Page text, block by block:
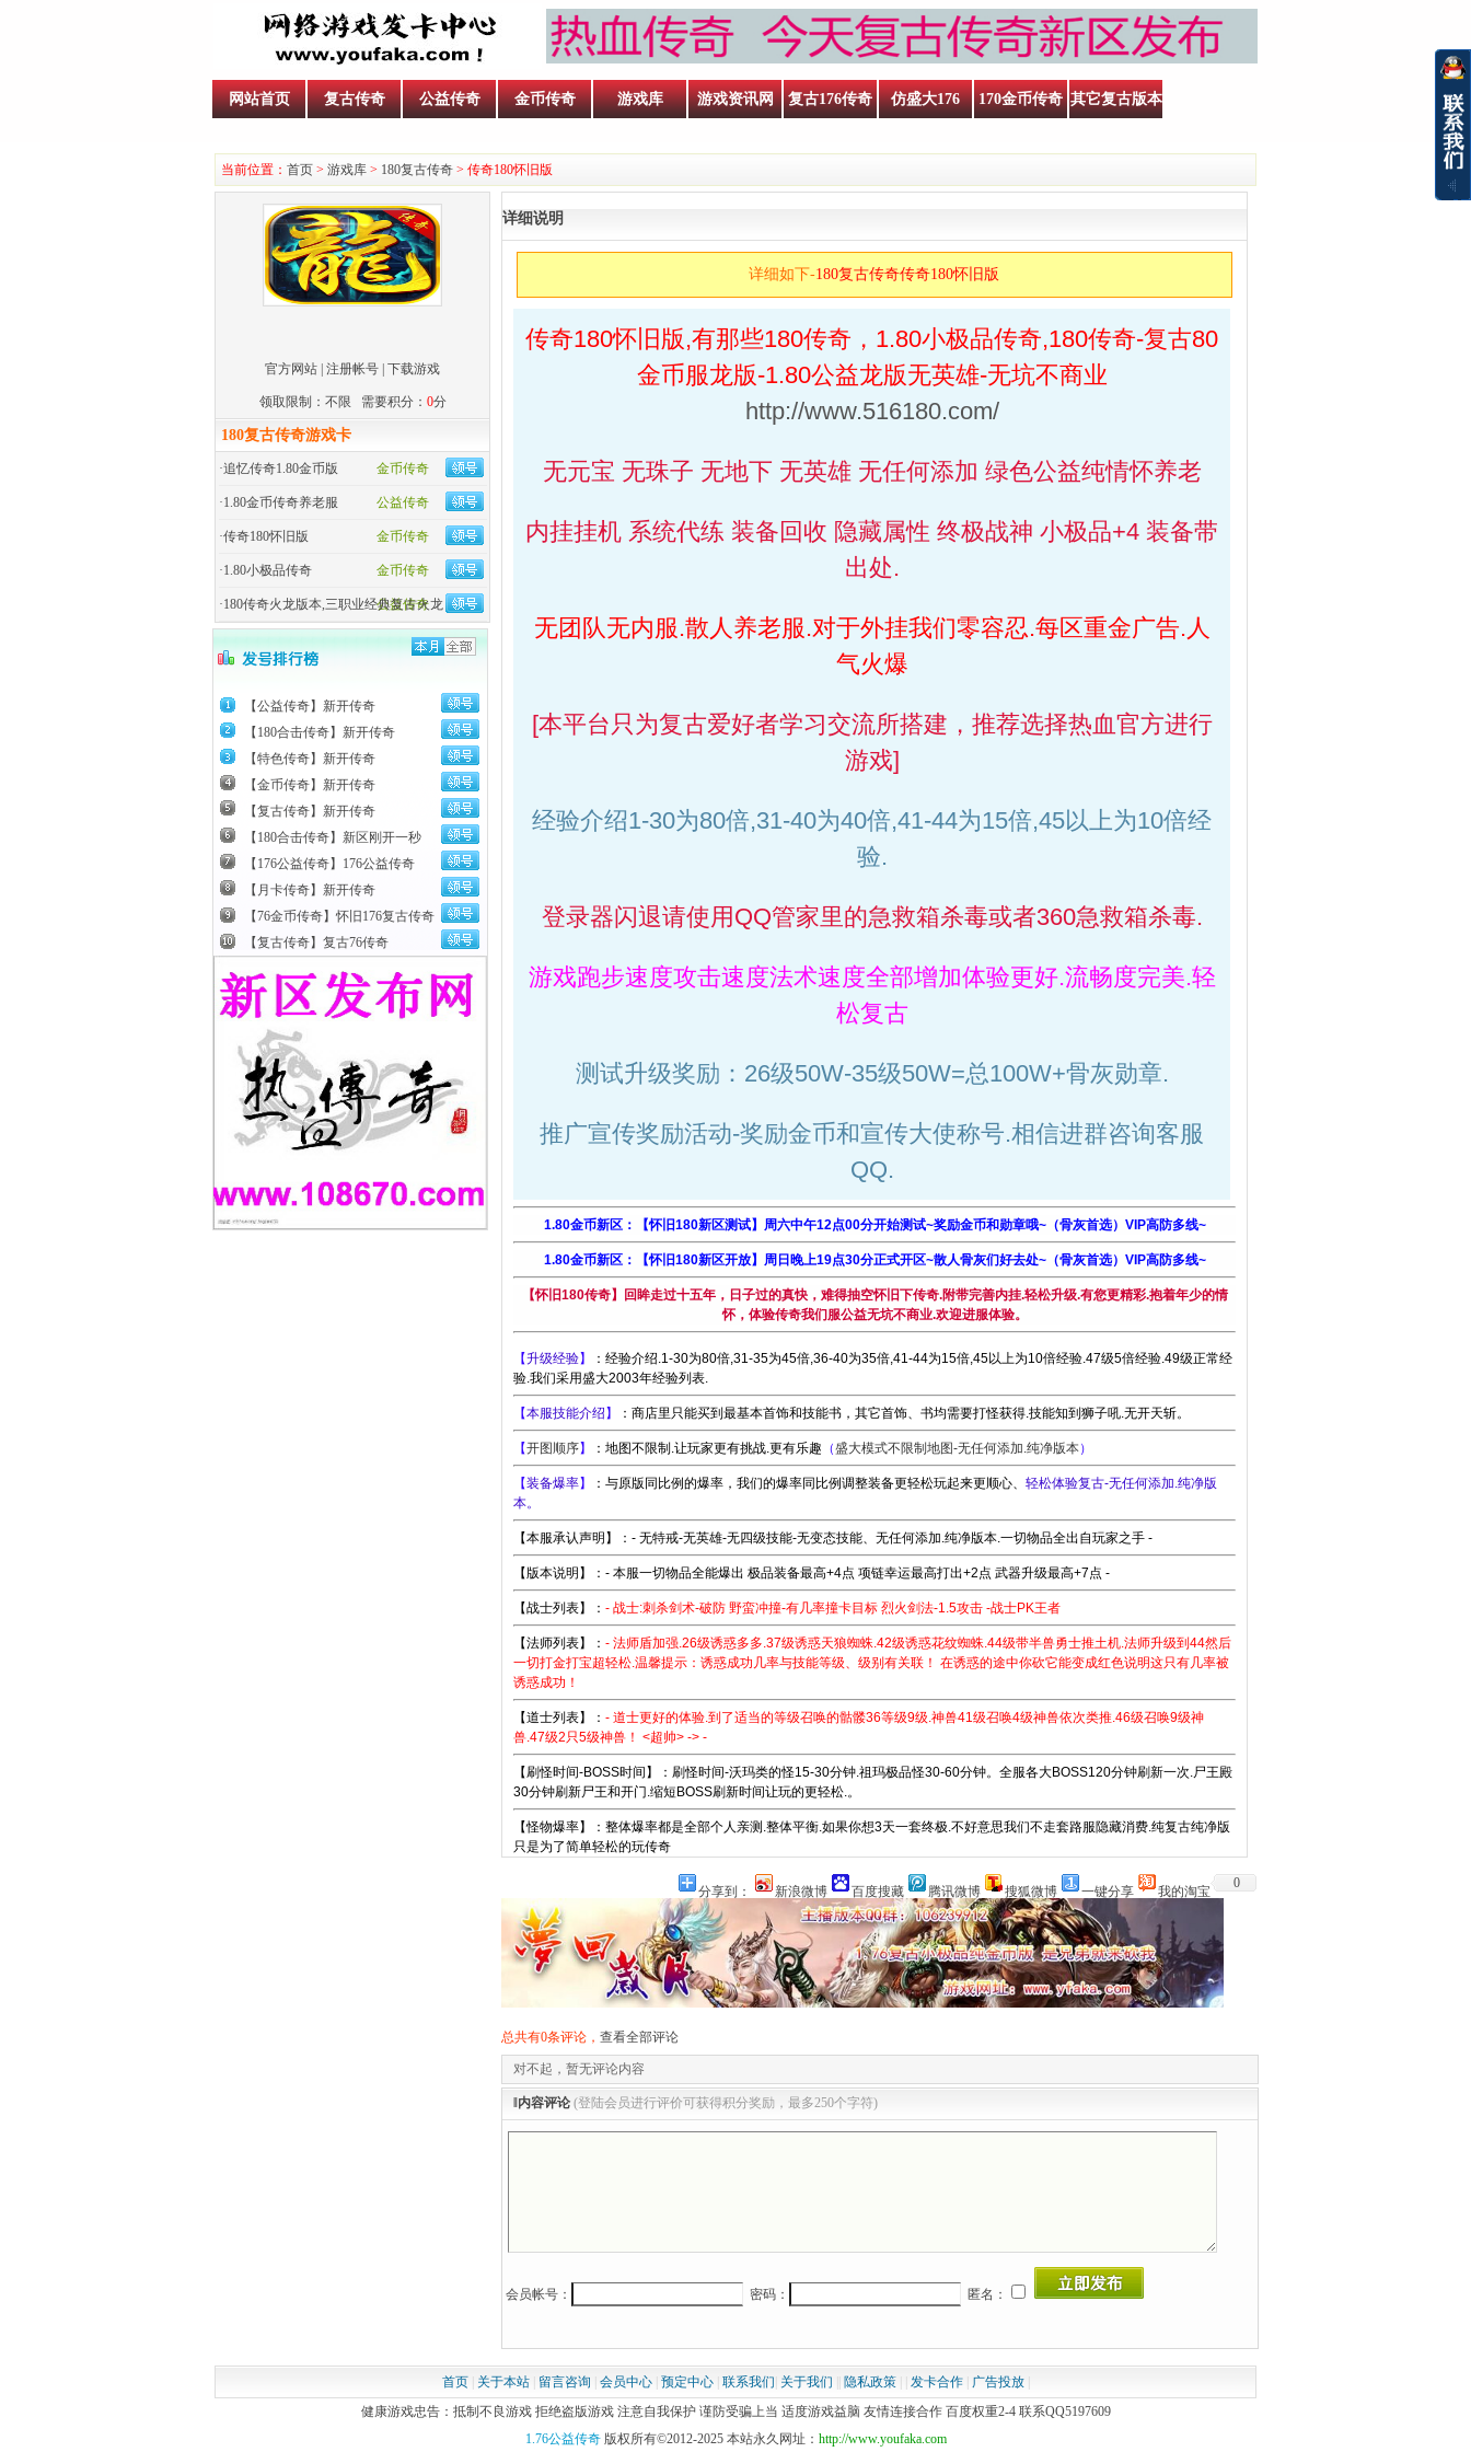
网站首页 复古传奇 公益传奇 金币传奇 游戏库 游戏资讯网 复古176传奇 仿盛大176 170金币传奇 其它复古版本
当前位置： 首页 > 游戏库 > 180复古传奇 > 传奇180怀旧版
官方网站 注册帐号 下载游戏
领取限制：不限 需要积分： 0分
180复古传奇游戏卡
金币传奇
·追忆传奇1.80金币版
公益传奇
·1.80金币传奇养老服
金币传奇
·传奇180怀旧版
金币传奇
·1.80小极品传奇
公益传奇
·180传奇火龙版本,三职业经典复古火龙
【公益传奇】新开传奇
【180合击传奇】新开传奇
【特色传奇】新开传奇
【金币传奇】新开传奇
【复古传奇】新开传奇
【180合击传奇】新区刚开一秒
【176公益传奇】176公益传奇
【月卡传奇】新开传奇
【76金币传奇】怀旧176复古传奇
【复古传奇】复古76传奇
详细说明
详细如下-180复古传奇传奇180怀旧版
传奇180怀旧版,有那些180传奇，1.80小极品传奇,180传奇-复古80
金币服龙版-1.80公益龙版无英雄-无坑不商业
http://www.516180.com/
无元宝 无珠子 无地下 无英雄 无任何添加 绿色公益纯情怀养老
内挂挂机 系统代练 装备回收 隐藏属性 终极战神 小极品+4 装备带
出处.
无团队无内服.散人养老服.对于外挂我们零容忍.每区重金广告.人
气火爆
[本平台只为复古爱好者学习交流所搭建，推荐选择热血官方进行
游戏]
经验介绍1-30为80倍,31-40为40倍,41-44为15倍,45以上为10倍经
验.
登录器闪退请使用QQ管家里的急救箱杀毒或者360急救箱杀毒.
游戏跑步速度攻击速度法术速度全部增加体验更好.流畅度完美.轻
松复古
测试升级奖励：26级50W-35级50W=总100W+骨灰勋章.
推广宣传奖励活动-奖励金币和宣传大使称号.相信进群咨询客服
QQ.
1.80金币新区：【怀旧180新区测试】周六中午12点00分开始测试~奖励金币和勋章哦~（骨灰首选）VIP高防多线~
1.80金币新区：【怀旧180新区开放】周日晚上19点30分正式开区~散人骨灰们好去处~（骨灰首选）VIP高防多线~
【怀旧180传奇】回眸走过十五年，日子过的真快，难得抽空怀旧下传奇.附带完善内挂.轻松升级.有您更精彩.抱着年少的情
怀，体验传奇我们服公益无坑不商业.欢迎进服体验。
【升级经验】
：经验介绍.1-30为80倍,31-35为45倍,36-40为35倍,41-44为15倍,45以上为10倍经验.47级5倍经验.49级正常经
验.我们采用盛大2003年经验列表.
【本服技能介绍 】 ：商店里只能买到最基本首饰和技能书，其它首饰、书均需要打怪获得.技能知到狮子吼.无开天斩。
【开图顺序】 ：地图不限制.让玩家更有挑战.更有乐趣 （盛大模式不限制地图-无任何添加.纯净版本）
【装备爆率】 ：与原版同比例的爆率，我们的爆率同比例调整装备更轻松玩起来更顺心、轻松体验复古-无任何添加.纯净版
本。
【本服承认声明】：- 无特戒-无英雄-无四级技能-无变态技能、无任何添加.纯净版本.一切物品全出自玩家之手 -
【版本说明】：- 本服一切物品全能爆出 极品装备最高+4点 项链幸运最高打出+2点 武器升级最高+7点 -
【战士列表】：- 战士:刺杀剑术-破防 野蛮冲撞-有几率撞卡目标 烈火剑法-1.5攻击 -战士PK王者
【法师列表】：- 法师盾加强.26级诱惑多多.37级诱惑天狼蜘蛛.42级诱惑花纹蜘蛛.44级带半兽勇士推土机.法师升级到44然后
一切打金打宝超轻松.温馨提示：诱惑成功几率与技能等级、级别有关联！ 在诱惑的途中你砍它能变成红色说明这只有几率被
诱惑成功！
【道士列表】：- 道士更好的体验.到了适当的等级召唤的骷髅36等级9级.神兽41级召唤4级神兽依次类推.46级召唤9级神
兽.47级2只5级神兽！ <超帅> -> -
【刷怪时间-BOSS时间】：刷怪时间-沃玛类的怪15-30分钟.祖玛极品怪30-60分钟。全服各大BOSS120分钟刷新一次.尸王殿
30分钟刷新尸王和开门.缩短BOSS刷新时间让玩的更轻松.。
【怪物爆率】：整体爆率都是全部个人亲测.整体平衡.如果你想3天一套终极.不好意思我们不走套路服隐藏消费.纯复古纯净版
只是为了简单轻松的玩传奇
分享到： 新浪微博 百度搜藏 腾讯微博 搜狐微博 一键分享 我的淘宝
0
总共有0条评论， 查看全部评论
对不起，暂无评论内容
‖内容评论 (登陆会员进行评价可获得积分奖励，最多250个字符)
会员帐号： 密码： 匿名：
首页| 关于本站| 留言咨询 会员中心| 预定中心| 联系我们 关于我们 隐私政策| | 发卡合作| 广告投放|
健康游戏忠告：抵制不良游戏 拒绝盗版游戏 注意自我保护 谨防受骗上当 适度游戏益脑 友情连接合作 百度权重2-4 联系QQ5197609
1.76公益传奇版权所有©2012-2025 本站永久网址： http://www.youfaka.com